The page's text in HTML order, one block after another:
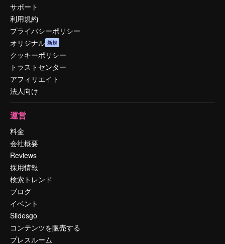
サポート
利用規約
プライバシーポリシー
オリジナル 新規
クッキーポリシー
トラストセンター
アフィリエイト
法人向け
運営
料金
会社概要
Reviews
採用情報
検索トレンド
ブログ
イベント
Slidesgo
コンテンツを販売する
プレスルーム